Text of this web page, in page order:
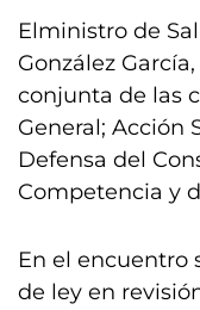
Elministro de
González
conjunta de las
General; Acción
Defensa del
Competencia y
En el encuentro
de ley en